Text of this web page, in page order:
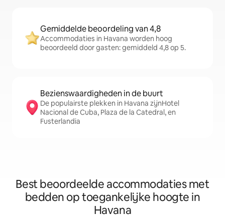
Gemiddelde beoordeling van 4,8
Accommodaties in Havana worden hoog
beoordeeld door gasten: gemiddeld 4,8 op 5.
Bezienswaardigheden in de buurt
De populairste plekken in Havana zijnHotel
Nacional de Cuba, Plaza de la Catedral, en
Fusterlandia
Best beoordeelde accommodaties met
bedden op toegankelijke hoogte in
Havana